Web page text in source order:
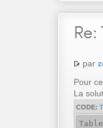
Re:
par
Pour
La
CODE: